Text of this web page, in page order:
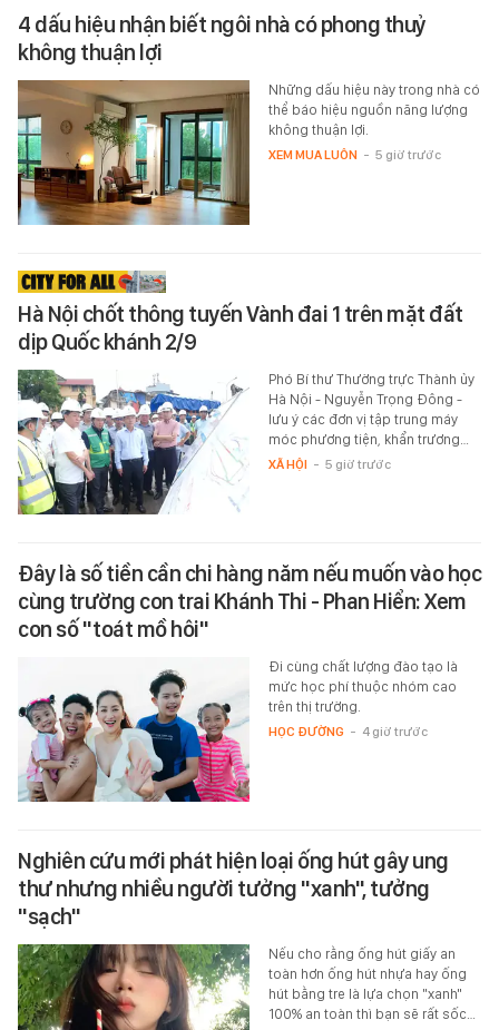
4 dấu hiệu nhận biết ngôi nhà có phong thuỷ
không thuận lợi
Những dấu hiệu này trong nhà có
thể báo hiệu nguồn năng lượng
không thuận lợi.
XEM MUA LUÔN - 5 giờ trước
Hà Nội chốt thông tuyến Vành đai 1 trên mặt đất
dịp Quốc khánh 2/9
Phó Bí thư Thường trực Thành ủy
Hà Nội - Nguyễn Trọng Đông -
lưu ý các đơn vị tập trung máy
móc phương tiện, khẩn trương…
XÃ HỘI - 5 giờ trước
Đây là số tiền cần chi hàng năm nếu muốn vào học
cùng trường con trai Khánh Thi - Phan Hiển: Xem
con số "toát mồ hôi"
Đi cùng chất lượng đào tạo là
mức học phí thuộc nhóm cao
trên thị trường.
HỌC ĐƯỜNG - 4 giờ trước
Nghiên cứu mới phát hiện loại ống hút gây ung
thư nhưng nhiều người tưởng "xanh", tưởng
"sạch"
Nếu cho rằng ống hút giấy an
toàn hơn ống hút nhựa hay ống
hút bằng tre là lựa chọn "xanh"
100% an toàn thì bạn sẽ rất sốc…